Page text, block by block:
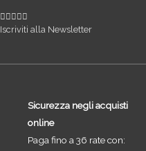
Iscriviti alla Newsletter
Sicurezza negli acquisti
online
Paga fino a 36 rate con: